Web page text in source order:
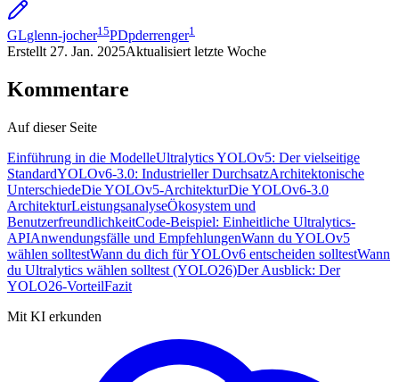
GLglenn-jocher15PDpderrenger1
Erstellt 27. Jan. 2025Aktualisiert letzte Woche
Kommentare
Auf dieser Seite
Einführung in die ModelleUltralytics YOLOv5: Der vielseitige
StandardYOLOv6-3.0: Industrieller DurchsatzArchitektonische
UnterschiedeDie YOLOv5-ArchitekturDie YOLOv6-3.0
ArchitekturLeistungsanalyseÖkosystem und
BenutzerfreundlichkeitCode-Beispiel: Einheitliche Ultralytics-
APIAnwendungsfälle und EmpfehlungenWann du YOLOv5
wählen solltestWann du dich für YOLOv6 entscheiden solltestWann
du Ultralytics wählen solltest (YOLO26)Der Ausblick: Der
YOLO26-VorteilFazit
Mit KI erkunden